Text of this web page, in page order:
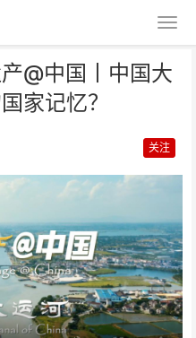
@中国丨中国大
家记忆？
关注
的